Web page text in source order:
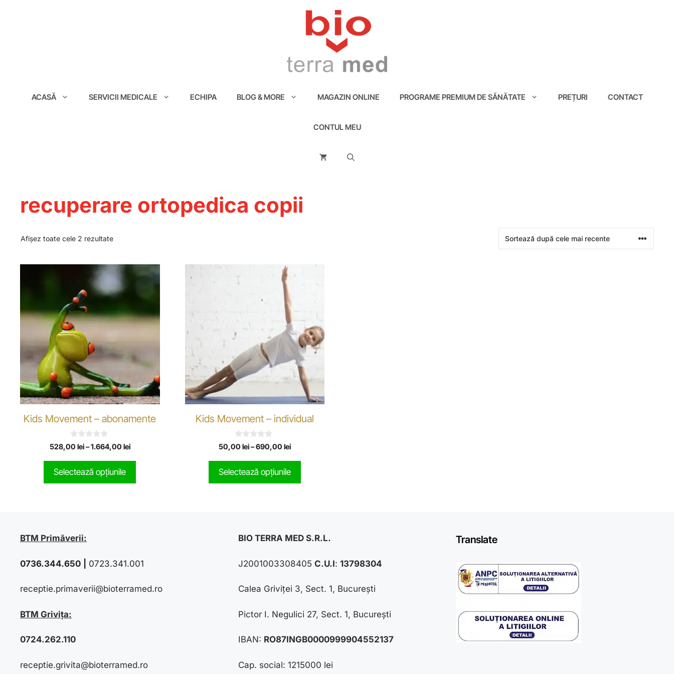
ACASĂ SERVICII MEDICALE ECHIPA BLOG & MORE MAGAZIN ONLINE PROGRAME PREMIUM DE SĂNĂTATE PREȚURI CONTACT
CONTUL MEU
recuperare ortopedica copii
Afișez toate cele 2 rezultate
Kids Movement – abonamente
0
o
o
5
528,00 lei–1.664,00 lei
Selectează opțiunile
Kids Movement – individual
0
o
o
5
50,00 lei–690,00 lei
Selectează opțiunile
BTM Primăverii:
0736.344.650 0723.341.001
receptie.primaverii@bioterramed.ro
BTM Grivița:
0724.262.110
receptie.grivita@bioterramed.ro
BIO TERRA MED S.R.L.
J2001003308405 C.U.I: 13798304
Calea Griviței 3, Sect. 1, București
Pictor I. Negulici 27, Sect. 1, București
IBAN: RO87INGB0000999904552137
Cap. social: 1215000 lei
Translate